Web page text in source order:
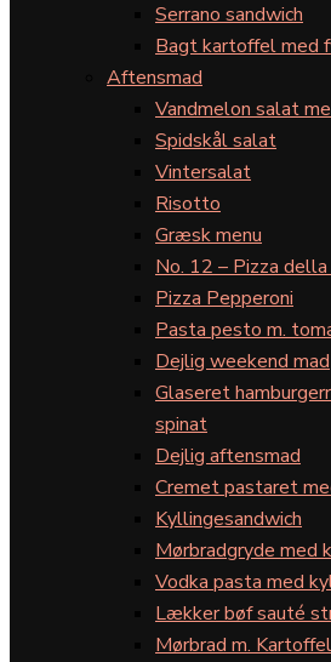
Serrano sandwich
Bagt kartoffel med
Aftensmad
Vandmelon salat
Spidskål salat
Vintersalat
Risotto
Græsk menu
No. 12 – Pizza della
Pizza Pepperoni
Pasta pesto m.
Dejlig weekend mad
Glaseret
spinat
Dejlig aftensmad
Cremet pastaret
Kyllingesandwich
Mørbradgryde med
Vodka pasta med
Lækker bøf sauté
Mørbrad m.